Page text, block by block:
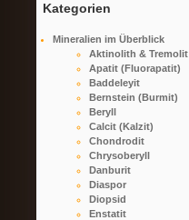
Kategorien
Mineralien im Überblick
Aktinolith & Tremolit
Apatit (Fluorapatit)
Baddeleyit
Bernstein (Burmit)
Beryll
Calcit (Kalzit)
Chondrodit
Chrysoberyll
Danburit
Diaspor
Diopsid
Enstatit